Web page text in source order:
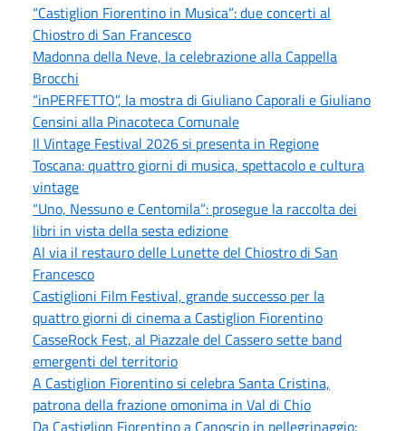
“Castiglion Fiorentino in Musica”: due concerti al
Chiostro di San Francesco
Madonna della Neve, la celebrazione alla Cappella
Brocchi
“inPERFETTO”, la mostra di Giuliano Caporali e Giuliano
Censini alla Pinacoteca Comunale
Il Vintage Festival 2026 si presenta in Regione
Toscana: quattro giorni di musica, spettacolo e cultura
vintage
“Uno, Nessuno e Centomila”: prosegue la raccolta dei
libri in vista della sesta edizione
Al via il restauro delle Lunette del Chiostro di San
Francesco
Castiglioni Film Festival, grande successo per la
quattro giorni di cinema a Castiglion Fiorentino
CasseRock Fest, al Piazzale del Cassero sette band
emergenti del territorio
A Castiglion Fiorentino si celebra Santa Cristina,
patrona della frazione omonima in Val di Chio
Da Castiglion Fiorentino a Canoscio in pellegrinaggio: